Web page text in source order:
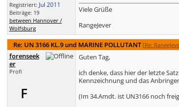
Registriert: Jul 2011
Beiträge: 19
between Hannover /
Wolfsburg
Viele Grüße
RangeJever
Re: UN 3166 KL.9 und MARINE POLLUTANT [Re:
forenseek
er
Profi
F
Guten Tag,
ich denke, dass hier der letzte
Kennzeichnung und das
(Im 34.Amdt. ist UN3166 noch